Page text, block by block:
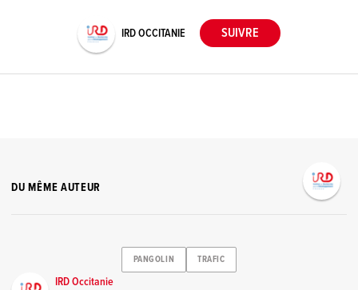
IRD OCCITANIE
DU MÊME AUTEUR
PANGOLIN TRAFIC
IRD Occitanie